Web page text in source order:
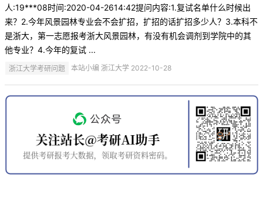
人:19***08时间:2020-04-2614:42提问内容:1.复试名单什么时候出
来？2.今年风景园林专业会不会扩招，扩招的话扩招多少人？3.本科不
是浙大，第一志愿报考浙大风景园林，有没有机会调剂到学院中的其
他专业？4.今年的复试 ...
浙江大学考研问题 本站小编 浙江大学 2022-10-28